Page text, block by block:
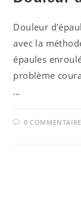
Douleur
avec la
épaules
problème
…
0 COMMENTAIRE